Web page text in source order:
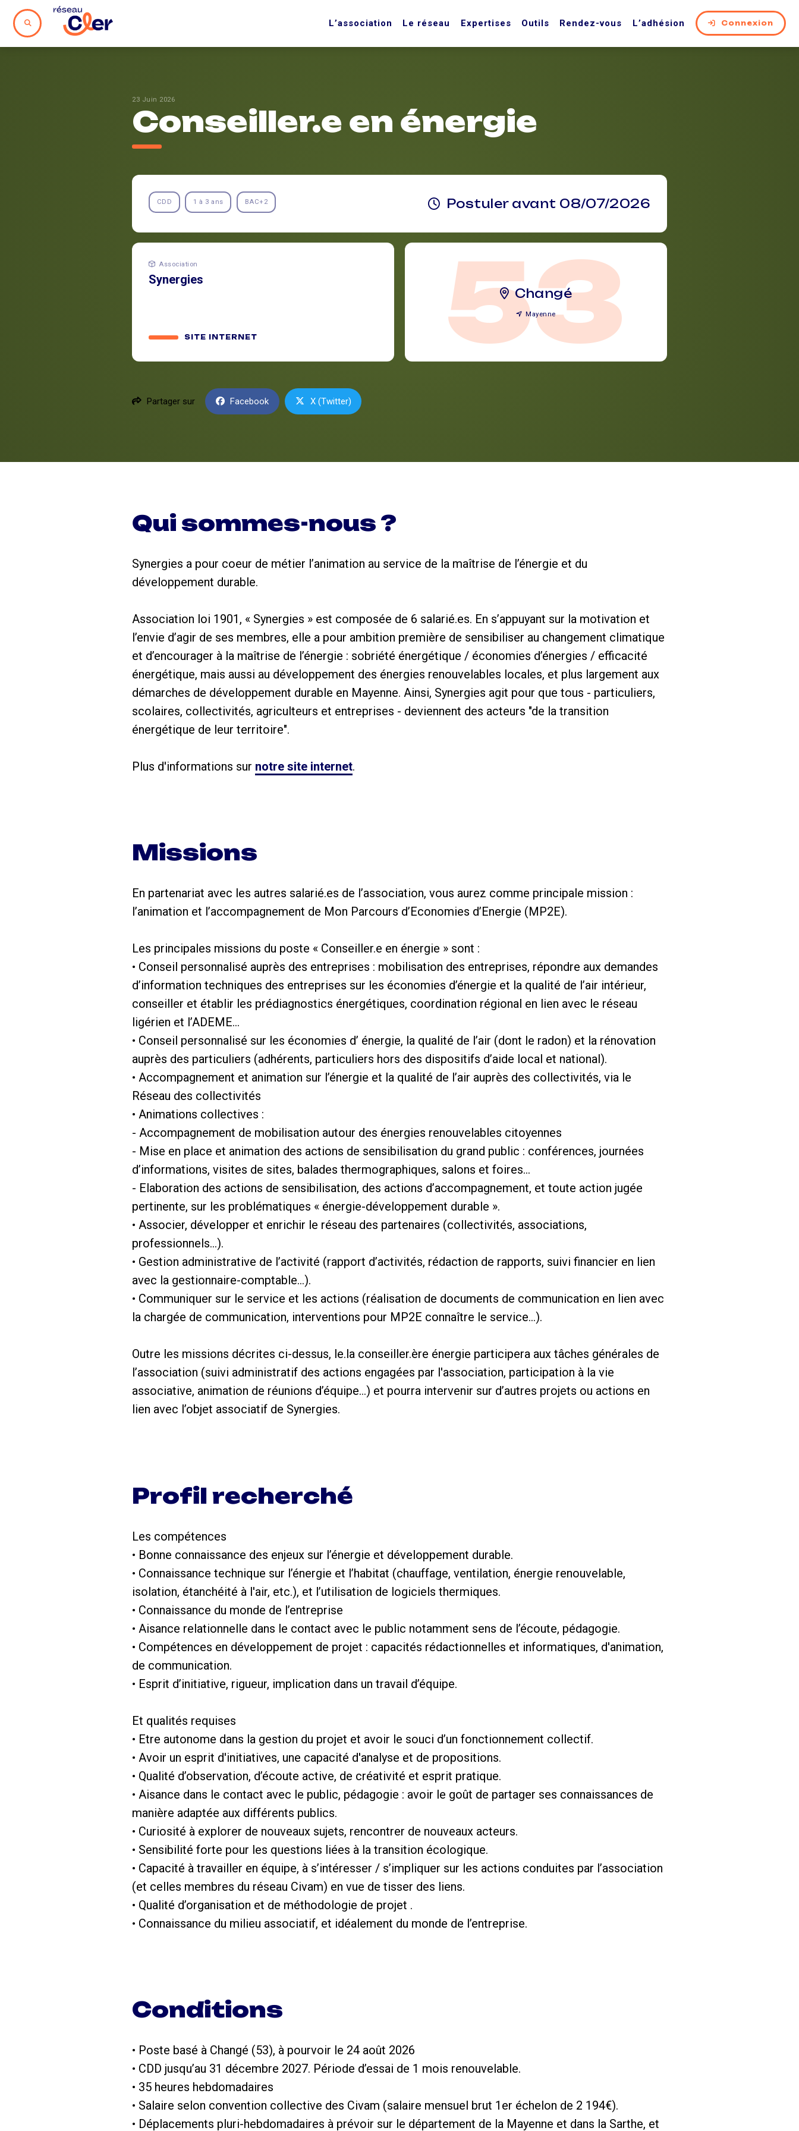
L’association Le réseau Expertises Outils Rendez-vous L’adhésion Connexion
23 Juin 2026
Conseiller.e en énergie
CDD 1 à 3 ans BAC+2 Postuler avant 08/07/2026
Association
Synergies
SITE INTERNET 53
Changé
Mayenne
Partager sur Facebook X (Twitter)
Qui sommes-nous ?
Synergies a pour coeur de métier l’animation au service de la maîtrise de l’énergie et du
développement durable.
Association loi 1901, « Synergies » est composée de 6 salarié.es. En s’appuyant sur la motivation et
l’envie d’agir de ses membres, elle a pour ambition première de sensibiliser au changement climatique
et d’encourager à la maîtrise de l’énergie : sobriété énergétique / économies d’énergies / efficacité
énergétique, mais aussi au développement des énergies renouvelables locales, et plus largement aux
démarches de développement durable en Mayenne. Ainsi, Synergies agit pour que tous - particuliers,
scolaires, collectivités, agriculteurs et entreprises - deviennent des acteurs "de la transition
énergétique de leur territoire".
Plus d'informations sur notre site internet.
Missions
En partenariat avec les autres salarié.es de l’association, vous aurez comme principale mission :
l’animation et l’accompagnement de Mon Parcours d’Economies d’Energie (MP2E).
Les principales missions du poste « Conseiller.e en énergie » sont :
• Conseil personnalisé auprès des entreprises : mobilisation des entreprises, répondre aux demandes
d’information techniques des entreprises sur les économies d’énergie et la qualité de l’air intérieur,
conseiller et établir les prédiagnostics énergétiques, coordination régional en lien avec le réseau
ligérien et l’ADEME…
• Conseil personnalisé sur les économies d’ énergie, la qualité de l’air (dont le radon) et la rénovation
auprès des particuliers (adhérents, particuliers hors des dispositifs d’aide local et national).
• Accompagnement et animation sur l’énergie et la qualité de l’air auprès des collectivités, via le
Réseau des collectivités
• Animations collectives :
- Accompagnement de mobilisation autour des énergies renouvelables citoyennes
- Mise en place et animation des actions de sensibilisation du grand public : conférences, journées
d’informations, visites de sites, balades thermographiques, salons et foires…
- Elaboration des actions de sensibilisation, des actions d’accompagnement, et toute action jugée
pertinente, sur les problématiques « énergie-développement durable ».
• Associer, développer et enrichir le réseau des partenaires (collectivités, associations,
professionnels…).
• Gestion administrative de l’activité (rapport d’activités, rédaction de rapports, suivi financier en lien
avec la gestionnaire-comptable…).
• Communiquer sur le service et les actions (réalisation de documents de communication en lien avec
la chargée de communication, interventions pour MP2E connaître le service…).
Outre les missions décrites ci-dessus, le.la conseiller.ère énergie participera aux tâches générales de
l’association (suivi administratif des actions engagées par l'association, participation à la vie
associative, animation de réunions d’équipe…) et pourra intervenir sur d’autres projets ou actions en
lien avec l’objet associatif de Synergies.
Profil recherché
Les compétences
• Bonne connaissance des enjeux sur l’énergie et développement durable.
• Connaissance technique sur l’énergie et l’habitat (chauffage, ventilation, énergie renouvelable,
isolation, étanchéité à l'air, etc.), et l’utilisation de logiciels thermiques.
• Connaissance du monde de l’entreprise
• Aisance relationnelle dans le contact avec le public notamment sens de l’écoute, pédagogie.
• Compétences en développement de projet : capacités rédactionnelles et informatiques, d'animation,
de communication.
• Esprit d’initiative, rigueur, implication dans un travail d’équipe.
Et qualités requises
• Etre autonome dans la gestion du projet et avoir le souci d’un fonctionnement collectif.
• Avoir un esprit d'initiatives, une capacité d'analyse et de propositions.
• Qualité d’observation, d’écoute active, de créativité et esprit pratique.
• Aisance dans le contact avec le public, pédagogie : avoir le goût de partager ses connaissances de
manière adaptée aux différents publics.
• Curiosité à explorer de nouveaux sujets, rencontrer de nouveaux acteurs.
• Sensibilité forte pour les questions liées à la transition écologique.
• Capacité à travailler en équipe, à s’intéresser / s’impliquer sur les actions conduites par l’association
(et celles membres du réseau Civam) en vue de tisser des liens.
• Qualité d’organisation et de méthodologie de projet .
• Connaissance du milieu associatif, et idéalement du monde de l’entreprise.
Conditions
• Poste basé à Changé (53), à pourvoir le 24 août 2026
• CDD jusqu’au 31 décembre 2027. Période d’essai de 1 mois renouvelable.
• 35 heures hebdomadaires
• Salaire selon convention collective des Civam (salaire mensuel brut 1er échelon de 2 194€).
• Déplacements pluri-hebdomadaires à prévoir sur le département de la Mayenne et dans la Sarthe, et